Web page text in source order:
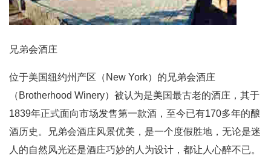
兄弟会酒庄
位于美国纽约州产区（New York）的兄弟会酒庄
（Brotherhood Winery）被认为是美国最古老的酒庄，其于
1839年正式面向市场发售第一款酒，至今已有170多年的酿
酒历史。兄弟会酒庄风景优美，是一个度假胜地，无论是迷
人的自然风光还是酒庄巧妙的人为设计，都让人心醉不已。